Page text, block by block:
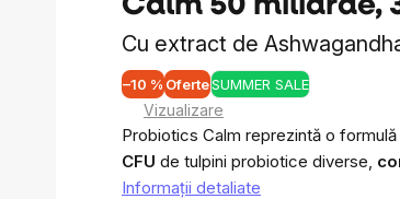
Calm 50 miliarde,
Cu extract de
–10 % OferteSUMMER SALE
Evaluarea
a
produsului
Vizualizare
Probiotics Calm reprezintă o
CFU de tulpini probiotice diverse,
Informaţii detaliate